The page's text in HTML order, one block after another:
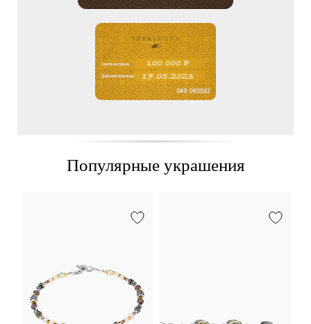
Популярные украшения